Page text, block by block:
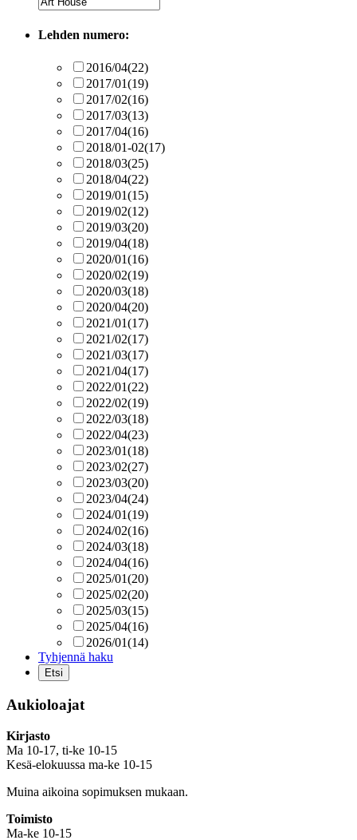
Lehden numero:
2016/04(22)
2017/01(19)
2017/02(16)
2017/03(13)
2017/04(16)
2018/01-02(17)
2018/03(25)
2018/04(22)
2019/01(15)
2019/02(12)
2019/03(20)
2019/04(18)
2020/01(16)
2020/02(19)
2020/03(18)
2020/04(20)
2021/01(17)
2021/02(17)
2021/03(17)
2021/04(17)
2022/01(22)
2022/02(19)
2022/03(18)
2022/04(23)
2023/01(18)
2023/02(27)
2023/03(20)
2023/04(24)
2024/01(19)
2024/02(16)
2024/03(18)
2024/04(16)
2025/01(20)
2025/02(20)
2025/03(15)
2025/04(16)
2026/01(14)
Tyhjennä haku
Aukioloajat
Kirjasto
Ma 10-17, ti-ke 10-15
Kesä-elokuussa ma-ke 10-15
Muina aikoina sopimuksen mukaan.
Toimisto
Ma-ke 10-15